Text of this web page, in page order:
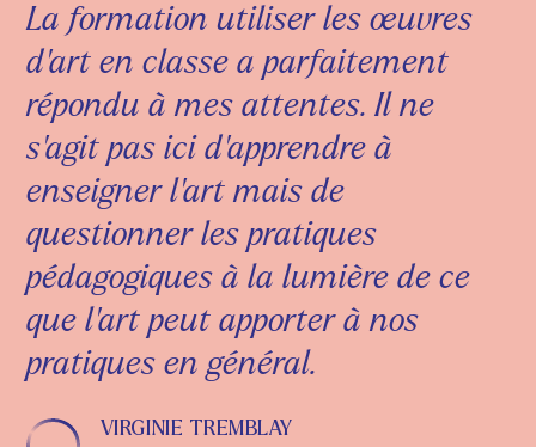
La formation utiliser les œuvres
d'art en classe a parfaitement
répondu à mes attentes. Il ne
s'agit pas ici d'apprendre à
enseigner l'art mais de
questionner les pratiques
pédagogiques à la lumière de ce
que l'art peut apporter à nos
pratiques en général.
VIRGINIE TREMBLAY